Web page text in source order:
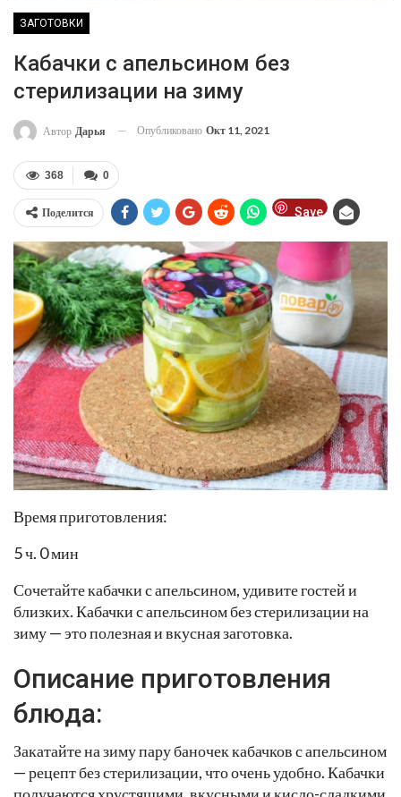
ЗАГОТОВКИ
Кабачки с апельсином без
стерилизации на зиму
Автор Дарья Опубликовано Окт 11, 2021
0
368
Поделится Save
Время приготовления:
5 ч. 0 мин
Сочетайте кабачки с апельсином, удивите гостей и
близких. Кабачки с апельсином без стерилизации на
зиму — это полезная и вкусная заготовка.
Описание приготовления
блюда:
Закатайте на зиму пару баночек кабачков с апельсином
— рецепт без стерилизации, что очень удобно. Кабачки